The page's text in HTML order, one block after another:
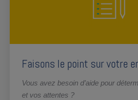
Faisons le point sur votre
Vous avez besoin d’aide pour
et vos attentes ?